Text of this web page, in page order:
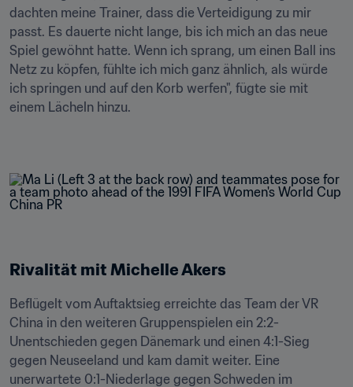
dachten meine Trainer, dass die Verteidigung zu mir
passt. Es dauerte nicht lange, bis ich mich an das neue
Spiel gewöhnt hatte. Wenn ich sprang, um einen Ball ins
Netz zu köpfen, fühlte ich mich ganz ähnlich, als würde
ich springen und auf den Korb werfen", fügte sie mit
einem Lächeln hinzu.
Rivalität mit Michelle Akers
Beflügelt vom Auftaktsieg erreichte das Team der VR
China in den weiteren Gruppenspielen ein 2:2-
Unentschieden gegen Dänemark und einen 4:1-Sieg
gegen Neuseeland und kam damit weiter. Eine
unerwartete 0:1-Niederlage gegen Schweden im